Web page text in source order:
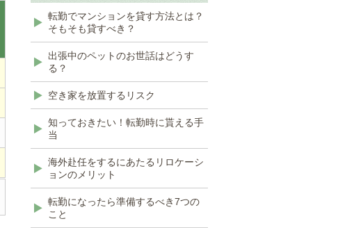
転勤でマンションを貸す方法とは？
そもそも貸すべき？
出張中のペットのお世話はどうす
る？
空き家を放置するリスク
知っておきたい！転勤時に貰える手
当
海外赴任をするにあたるリロケーシ
ョンのメリット
転勤になったら準備するべき7つの
こと